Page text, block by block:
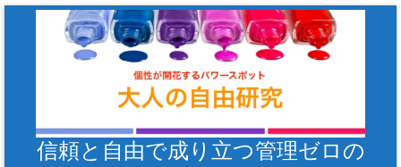
信頼と自由で成り立つ管理ゼロの